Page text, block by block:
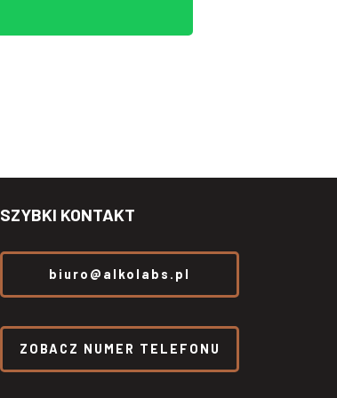
SZYBKI KONTAKT
biuro@alkolabs.pl
ZOBACZ NUMER TELEFONU